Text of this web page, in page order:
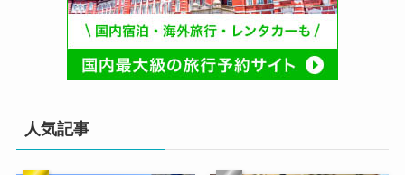
人気記事